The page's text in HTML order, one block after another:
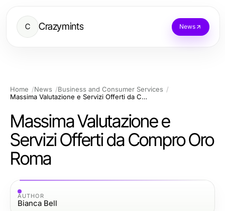
C Crazymints News
Home News
Business and Consumer Services
Massima Valutazione e Servizi Offerti da Compro Oro Roma
Massima Valutazione e
Servizi Offerti da Compro Oro
Roma
AUTHOR
Bianca Bell